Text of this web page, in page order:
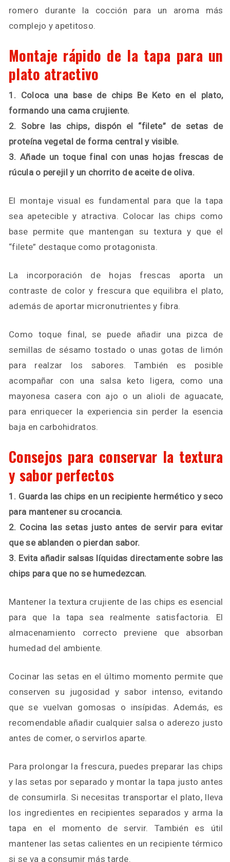
romero durante la cocción para un aroma más
complejo y apetitoso.
Montaje rápido de la tapa para un
plato atractivo
1. Coloca una base de chips Be Keto en el plato,
formando una cama crujiente.
2. Sobre las chips, dispón el “filete” de setas de
proteína vegetal de forma central y visible.
3. Añade un toque final con unas hojas frescas de
rúcula o perejil y un chorrito de aceite de oliva.
El montaje visual es fundamental para que la tapa
sea apetecible y atractiva. Colocar las chips como
base permite que mantengan su textura y que el
“filete” destaque como protagonista.
La incorporación de hojas frescas aporta un
contraste de color y frescura que equilibra el plato,
además de aportar micronutrientes y fibra.
Como toque final, se puede añadir una pizca de
semillas de sésamo tostado o unas gotas de limón
para realzar los sabores. También es posible
acompañar con una salsa keto ligera, como una
mayonesa casera con ajo o un alioli de aguacate,
para enriquecer la experiencia sin perder la esencia
baja en carbohidratos.
Consejos para conservar la textura
y sabor perfectos
1. Guarda las chips en un recipiente hermético y seco
para mantener su crocancia.
2. Cocina las setas justo antes de servir para evitar
que se ablanden o pierdan sabor.
3. Evita añadir salsas líquidas directamente sobre las
chips para que no se humedezcan.
Mantener la textura crujiente de las chips es esencial
para que la tapa sea realmente satisfactoria. El
almacenamiento correcto previene que absorban
humedad del ambiente.
Cocinar las setas en el último momento permite que
conserven su jugosidad y sabor intenso, evitando
que se vuelvan gomosas o insípidas. Además, es
recomendable añadir cualquier salsa o aderezo justo
antes de comer, o servirlos aparte.
Para prolongar la frescura, puedes preparar las chips
y las setas por separado y montar la tapa justo antes
de consumirla. Si necesitas transportar el plato, lleva
los ingredientes en recipientes separados y arma la
tapa en el momento de servir. También es útil
mantener las setas calientes en un recipiente térmico
si se va a consumir más tarde.